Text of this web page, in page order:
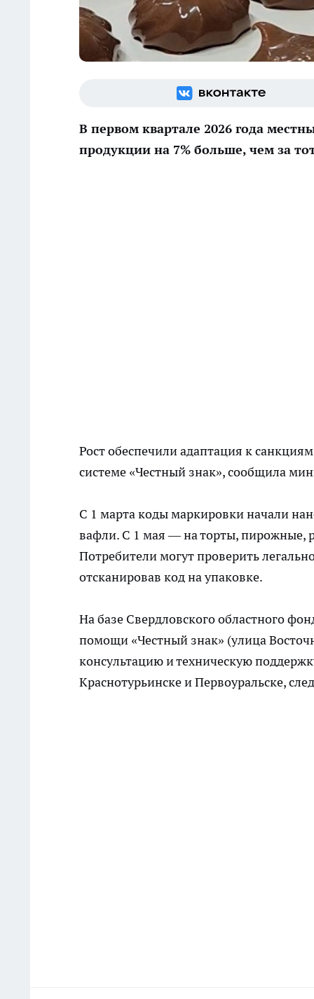
В первом квартале 2026 года
продукции на 7% больше, чем за
Рост обеспечили адаптация к
системе «Честный знак», сообщила
С 1 марта коды маркировки начали
вафли. С 1 мая — на торты, пирожные,
Потребители могут проверить
отсканировав код на упаковке.
На базе Свердловского областного
помощи «Честный знак» (улица
консультацию и техническую
Краснотурьинске и Первоуральске,